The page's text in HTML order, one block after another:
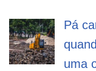
Pá
uma